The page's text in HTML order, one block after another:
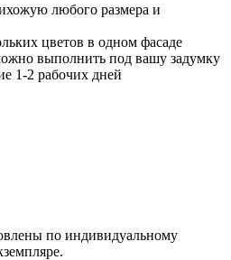
любого размера и
цветов в одном фасаде
выполнить под вашу задумку
1-2 рабочих дней
по индивидуальному